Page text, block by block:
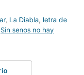
, La Diabla, letra de
Sin senos no hay